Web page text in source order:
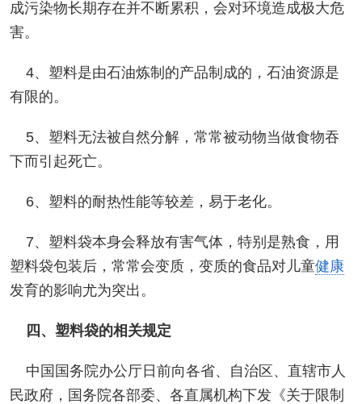
成污染物长期存在并不断累积，会对环境造成极大危
害。
4、塑料是由石油炼制的产品制成的，石油资源是
有限的。
5、塑料无法被自然分解，常常被动物当做食物吞
下而引起死亡。
6、塑料的耐热性能等较差，易于老化。
7、塑料袋本身会释放有害气体，特别是熟食，用
塑料袋包装后，常常会变质，变质的食品对儿童健康
发育的影响尤为突出。
四、塑料袋的相关规定
中国国务院办公厅日前向各省、自治区、直辖市人
民政府，国务院各部委、各直属机构下发《关于限制